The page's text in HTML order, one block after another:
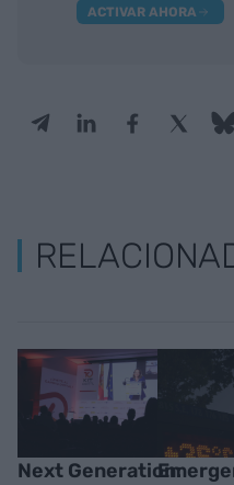
ACTIVAR AHORA
Next Generation: